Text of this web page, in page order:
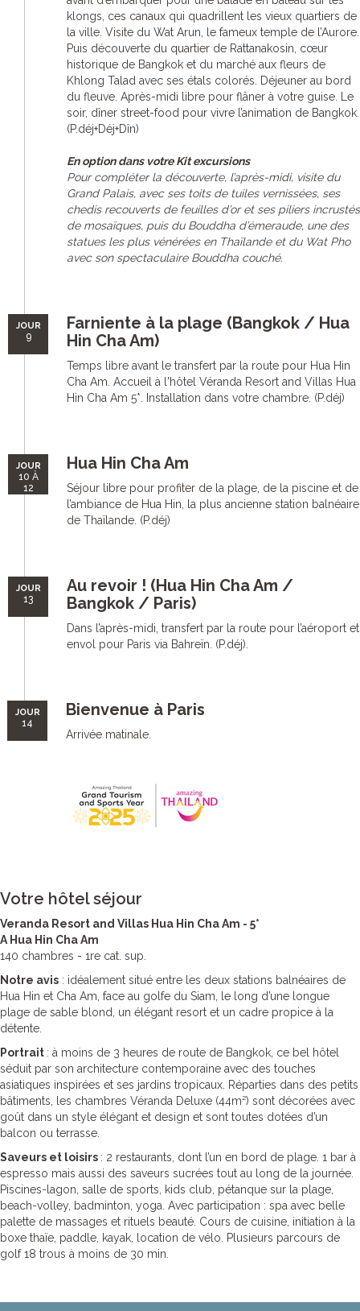
klongs, ces canaux qui quadrillent les vieux quartiers de
la ville. Visite du Wat Arun, le fameux temple de l’Aurore.
Puis découverte du quartier de Rattanakosin, cœur
historique de Bangkok et du marché aux fleurs de
Khlong Talad avec ses étals colorés. Déjeuner au bord
du fleuve. Après-midi libre pour flâner à votre guise. Le
soir, dîner street-food pour vivre l’animation de Bangkok.
(P.déj+Déj+Dîn)
En option dans votre Kit excursions
Pour compléter la découverte, l’après-midi, visite du
Grand Palais, avec ses toits de tuiles vernissées, ses
chedis recouverts de feuilles d’or et ses piliers incrustés
de mosaïques, puis du Bouddha d’émeraude, une des
statues les plus vénérées en Thaïlande et du Wat Pho
avec son spectaculaire Bouddha couché.
JOUR
9
Farniente à la plage (Bangkok / Hua
Hin Cha Am)
Temps libre avant le transfert par la route pour Hua Hin
Cha Am. Accueil à l'hôtel Véranda Resort and Villas Hua
Hin Cha Am 5*. Installation dans votre chambre. (P.déj)
JOUR
10 À
12
Hua Hin Cha Am
Séjour libre pour profiter de la plage, de la piscine et de
l’ambiance de Hua Hin, la plus ancienne station balnéaire
de Thaïlande. (P.déj)
JOUR
13
Au revoir ! (Hua Hin Cha Am /
Bangkok / Paris)
Dans l’après-midi, transfert par la route pour l’aéroport et
envol pour Paris via Bahreïn. (P.déj).
JOUR
14
Bienvenue à Paris
Arrivée matinale.
Votre hôtel séjour
Veranda Resort and Villas Hua Hin Cha Am - 5*
A Hua Hin Cha Am
140 chambres - 1re cat. sup.
Notre avis : idéalement situé entre les deux stations balnéaires de
Hua Hin et Cha Am, face au golfe du Siam, le long d’une longue
plage de sable blond, un élégant resort et un cadre propice à la
détente.
Portrait : à moins de 3 heures de route de Bangkok, ce bel hôtel
séduit par son architecture contemporaine avec des touches
asiatiques inspirées et ses jardins tropicaux. Réparties dans des petits
bâtiments, les chambres Véranda Deluxe (44m²) sont décorées avec
goût dans un style élégant et design et sont toutes dotées d’un
balcon ou terrasse.
Saveurs et loisirs : 2 restaurants, dont l’un en bord de plage. 1 bar à
espresso mais aussi des saveurs sucrées tout au long de la journée.
Piscines-lagon, salle de sports, kids club, pétanque sur la plage,
beach-volley, badminton, yoga. Avec participation : spa avec belle
palette de massages et rituels beauté. Cours de cuisine, initiation à la
boxe thaïe, paddle, kayak, location de vélo. Plusieurs parcours de
golf 18 trous à moins de 30 min.